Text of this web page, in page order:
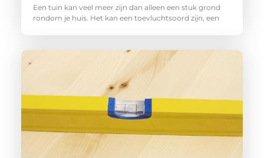
Een tuin kan veel meer zijn dan alleen een stuk grond
rondom je huis. Het kan een toevluchtsoord zijn, een